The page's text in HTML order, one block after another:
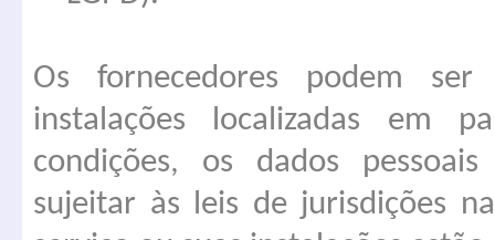
Os fornecedores podem ser
instalações localizadas em
condições, os dados
sujeitar às leis de jurisdições